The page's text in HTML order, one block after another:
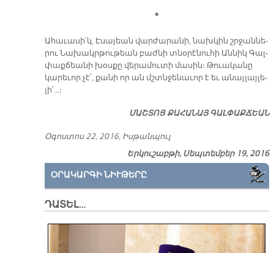
*
Ա­հա­ւա­սի՛կ, Է­սա­յեան վար­ժա­րա­նի, նախ­կին շրջան­նե­
րու Նա­խակր­թու­թեան բաժ­նի տնօ­րէ­նու­հի Ան­նիկ Գալ­
փաք­ճեա­նի խօս­քը վե­րա­մու­տի մա­սին։ Թուա­կա­նը
կա­րե­ւոր չէ՛, քա­նի որ ան մշտնջե­նա­ւոր է եւ ա­նայ­լայ­լե­
լի՛…։
ՄԱՇ­ՏՈՑ ՔԱ­ՀԱ­ՆԱՅ ԳԱԼ­ՓԱՔ­ՃԵԱՆ
Օ­գոս­տոս 22, 2016, Իս­թան­պուլ
Երկուշաբթի, Սեպտեմբեր 19, 2016
ՕՐԱԿԱՐԳԻ ՆԻՒԹԵՐԸ
ԴԱՏԵԼ…